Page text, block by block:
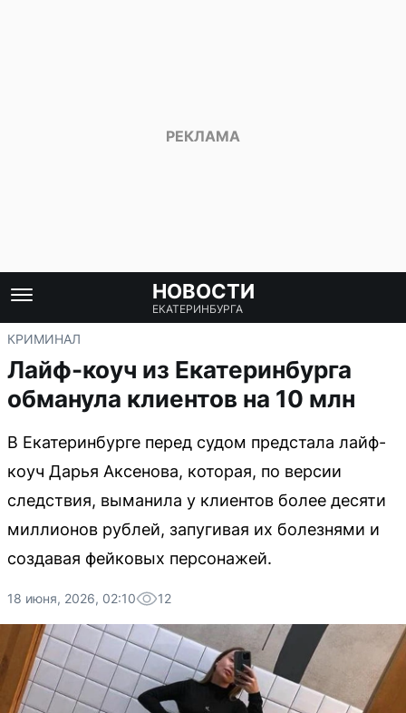
НОВОСТИ
ЕКАТЕРИНБУРГА
КРИМИНАЛ
Лайф-коуч из Екатеринбурга
обманула клиентов на 10 млн
В Екатеринбурге перед судом предстала лайф-
коуч Дарья Аксенова, которая, по версии
следствия, выманила у клиентов более десяти
миллионов рублей, запугивая их болезнями и
создавая фейковых персонажей.
18 июня, 2026, 02:10 12